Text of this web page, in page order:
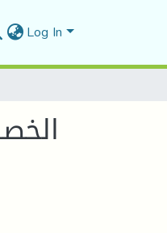
Log In